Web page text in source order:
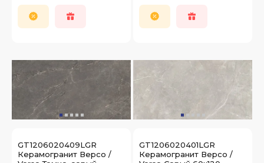
GT1206020409LGR
Керамогранит Версо /
GT1206020401LGR
Керамогранит Версо /